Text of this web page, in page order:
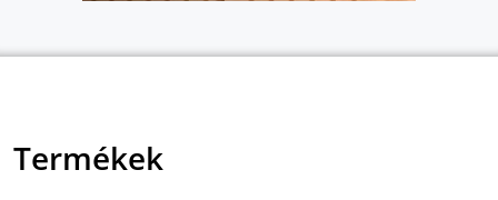
Termékek